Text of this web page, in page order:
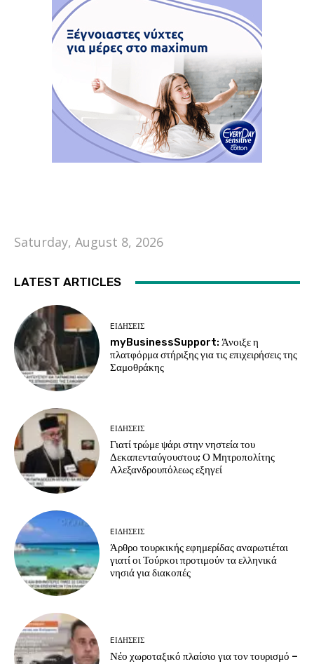
Saturday, August 8, 2026
LATEST ARTICLES
EΙΔΗΣΕΙΣ
myBusinessSupport: Άνοιξε η
πλατφόρμα στήριξης για τις επιχειρήσεις της
Σαμοθράκης
EΙΔΗΣΕΙΣ
Γιατί τρώμε ψάρι στην νηστεία του
Δεκαπενταύγουστου; Ο Μητροπολίτης
Αλεξανδρουπόλεως εξηγεί
EΙΔΗΣΕΙΣ
Άρθρο τουρκικής εφημερίδας αναρωτιέται
γιατί οι Τούρκοι προτιμούν τα ελληνικά
νησιά για διακοπές
EΙΔΗΣΕΙΣ
Νέο χωροταξικό πλαίσιο για τον τουρισμό –